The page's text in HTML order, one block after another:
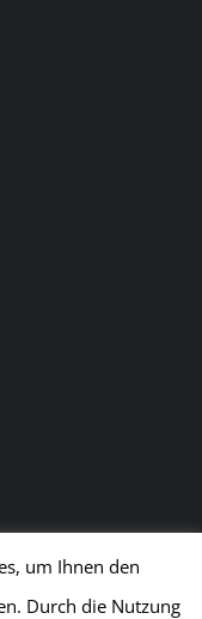
2026 | Alle Rechte
um Ihnen den
Durch die Nutzung